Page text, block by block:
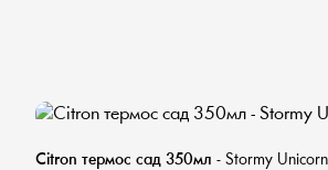
Citron термос сад 350мл - Stormy Unicorn